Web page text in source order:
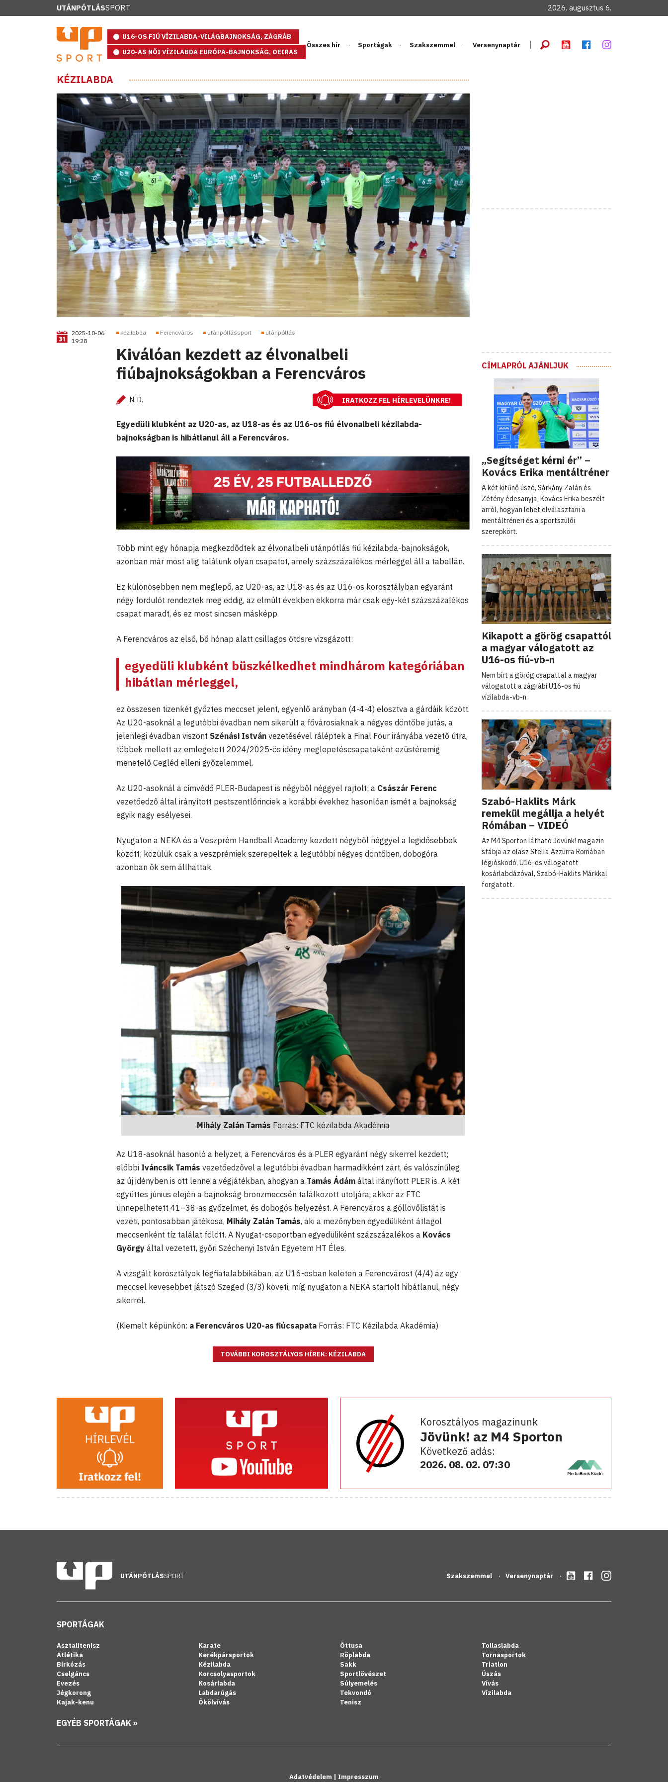
UTÁNPÓTLÁSSPORT 2026. augusztus 6.
U16-OS FIÚ VÍZILABDA-VILÁGBAJNOKSÁG, ZÁGRÁB
U20-AS NŐI VÍZILABDA EURÓPA-BAJNOKSÁG, OEIRAS
Összes hír Sportágak Szakszemmel Versenynaptár
KÉZILABDA
2025-10-06
19:28
kezilabda Ferencváros utánpótlássport utánpótlás
Kiválóan kezdett az élvonalbeli
fiúbajnokságokban a Ferencváros
N. D. IRATKOZZ FEL HÍRLEVELÜNKRE!
Egyedüli klubként az U20-as, az U18-as és az U16-os fiú élvonalbeli kézilabda-
bajnokságban is hibátlanul áll a Ferencváros.
Több mint egy hónapja megkezdődtek az élvonalbeli utánpótlás fiú kézilabda-bajnokságok,
azonban már most alig találunk olyan csapatot, amely százszázalékos mérleggel áll a tabellán.
Ez különösebben nem meglepő, az U20-as, az U18-as és az U16-os korosztályban egyaránt
négy fordulót rendeztek meg eddig, az elmúlt években ekkorra már csak egy-két százszázalékos
csapat maradt, és ez most sincsen másképp.
A Ferencváros az első, bő hónap alatt csillagos ötösre vizsgázott:
egyedüli klubként büszkélkedhet mindhárom kategóriában
hibátlan mérleggel,
ez összesen tizenkét győztes meccset jelent, egyenlő arányban (4-4-4) elosztva a gárdáik között.
Az U20-asoknál a legutóbbi évadban nem sikerült a fővárosiaknak a négyes döntőbe jutás, a
jelenlegi évadban viszont Szénási István vezetésével ráléptek a Final Four irányába vezető útra,
többek mellett az emlegetett 2024/2025-ös idény meglepetéscsapataként ezüstéremig
menetelő Cegléd elleni győzelemmel.
Az U20-asoknál a címvédő PLER-Budapest is négyből néggyel rajtolt; a Császár Ferenc
vezetőedző által irányított pestszentlőrinciek a korábbi évekhez hasonlóan ismét a bajnokság
egyik nagy esélyesei.
Nyugaton a NEKA és a Veszprém Handball Academy kezdett négyből néggyel a legidősebbek
között; közülük csak a veszprémiek szerepeltek a legutóbbi négyes döntőben, dobogóra
azonban ők sem állhattak.
Mihály Zalán Tamás Forrás: FTC kézilabda Akadémia
Az U18-asoknál hasonló a helyzet, a Ferencváros és a PLER egyaránt négy sikerrel kezdett;
előbbi Iváncsik Tamás vezetőedzővel a legutóbbi évadban harmadikként zárt, és valószínűleg
az új idényben is ott lenne a végjátékban, ahogyan a Tamás Ádám által irányított PLER is. A két
együttes június elején a bajnokság bronzmeccsén találkozott utoljára, akkor az FTC
ünnepelhetett 41–38-as győzelmet, és dobogós helyezést. A Ferencváros a góllövőlistát is
vezeti, pontosabban játékosa, Mihály Zalán Tamás, aki a mezőnyben egyedüliként átlagol
meccsenként tíz találat fölött. A Nyugat-csoportban egyedüliként százszázalékos a Kovács
György által vezetett, győri Széchenyi István Egyetem HT Éles.
A vizsgált korosztályok legfiatalabbikában, az U16-osban keleten a Ferencvárost (4/4) az egy
meccsel kevesebbet játszó Szeged (3/3) követi, míg nyugaton a NEKA startolt hibátlanul, négy
sikerrel.
(Kiemelt képünkön: a Ferencváros U20-as fiúcsapata Forrás: FTC Kézilabda Akadémia)
TOVÁBBI KOROSZTÁLYOS HÍREK: KÉZILABDA
CÍMLAPRÓL AJÁNLJUK
„Segítséget kérni ér” –
Kovács Erika mentáltréner
A két kitűnő úszó, Sárkány Zalán és
Zétény édesanyja, Kovács Erika beszélt
arról, hogyan lehet elválasztani a
mentáltréneri és a sportszülői
szerepkört.
Kikapott a görög csapattól
a magyar válogatott az
U16-os fiú-vb-n
Nem bírt a görög csapattal a magyar
válogatott a zágrábi U16-os fiú
vízilabda-vb-n.
Szabó-Haklits Márk
remekül megállja a helyét
Rómában – VIDEÓ
Az M4 Sporton látható Jövünk! magazin
stábja az olasz Stella Azzurra Romában
légióskodó, U16-os válogatott
kosárlabdázóval, Szabó-Haklits Márkkal
forgatott.
Korosztályos magazinunk
Jövünk! az M4 Sporton
Következő adás:
2026. 08. 02. 07:30
UTÁNPÓTLÁSSPORT Szakszemmel Versenynaptár
SPORTÁGAK
Asztalitenisz
Atlétika
Birkózás
Cselgáncs
Evezés
Jégkorong
Kajak-kenu
Karate
Kerékpársportok
Kézilabda
Korcsolyasportok
Kosárlabda
Labdarúgás
Ökölvívás
Öttusa
Röplabda
Sakk
Sportlövészet
Súlyemelés
Tekvondó
Tenisz
Tollaslabda
Tornasportok
Triatlon
Úszás
Vívás
Vízilabda
EGYÉB SPORTÁGAK »
Adatvédelem | Impresszum